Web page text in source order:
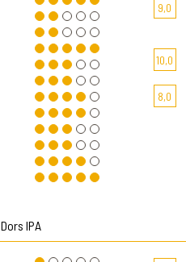
9,0
10,0
8,0
Dors IPA